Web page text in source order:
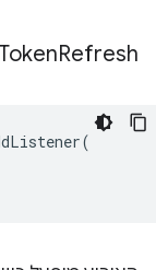
TokenRefresh
(